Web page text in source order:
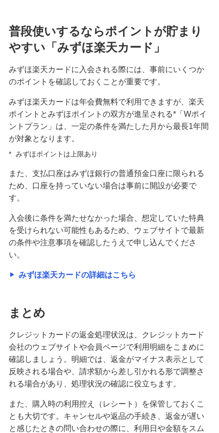
普段使いするならポイントが貯まり
やすい「みずほ楽天カード」
みずほ楽天カードに入会される際には、事前にいくつか
のポイントを確認しておくことが重要です。
みずほ楽天カードは年会費無料で利用できますが、楽天
ポイントとみずほポイントの双方が進呈される*「Wポイ
ントプラン」は、一定の条件を満たした月から最長1年間
が対象となります。
* みずほポイントは上限あり
また、支払口座はみずほ銀行の普通預金口座に限られる
ため、口座を持っていない場合は事前に開設が必要で
す。
入会後に条件を満たせなかった場合、想定していた特典
を受けられない可能性もあるため、ウェブサイトで最新
の条件や注意事項を確認したうえで申し込んでくださ
い。
みずほ楽天カードの詳細はこちら
まとめ
クレジットカードの返金処理状況は、クレジットカード
会社のウェブサイトや会員ページで利用明細をこまめに
確認しましょう。明細では、返金がマイナス表示として
反映される場合や、請求額から差し引かれる形で調整さ
れる場合があり、処理状況の確認に役立ちます。
また、購入時の利用控え（レシート）を保管しておくこ
とも大切です。キャンセルや返品の手続き、返金が遅い
と感じたときの問い合わせの際に、利用日や金額をスム